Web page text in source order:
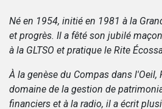
Né en 1954, initié en 1981 à la
et progrès. Il a fêté son jubilé
à la GLTSO et pratique le Rite
À la genèse du Compas dans
domaine de la gestion de
financiers et à la radio, il a écrit